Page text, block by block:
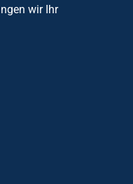
wir Ihr